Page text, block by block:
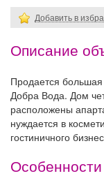
Добавить в
Описание
Продается
Добра Вода. Дом
расположены
нуждается в
гостиничного
Особенности